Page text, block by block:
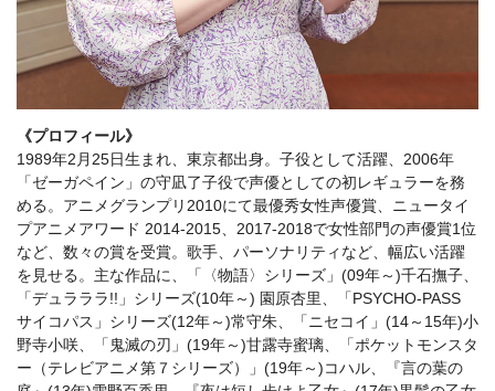
《プロフィール》
1989年2月25日生まれ、東京都出身。子役として活躍、2006年
「ゼーガペイン」の守凪了子役で声優としての初レギュラーを務
める。アニメグランプリ2010にて最優秀女性声優賞、ニュータイ
プアニメアワード 2014-2015、2017-2018で女性部門の声優賞1位
など、数々の賞を受賞。歌手、パーソナリティなど、幅広い活躍
を見せる。主な作品に、「〈物語〉シリーズ」(09年～)千石撫子、
「デュラララ!!」シリーズ(10年～) 園原杏里、「PSYCHO-PASS
サイコパス」シリーズ(12年～)常守朱、「ニセコイ」(14～15年)小
野寺小咲、「鬼滅の刃」(19年～)甘露寺蜜璃、「ポケットモンスタ
ー（テレビアニメ第７シリーズ）」(19年～)コハル、『言の葉の